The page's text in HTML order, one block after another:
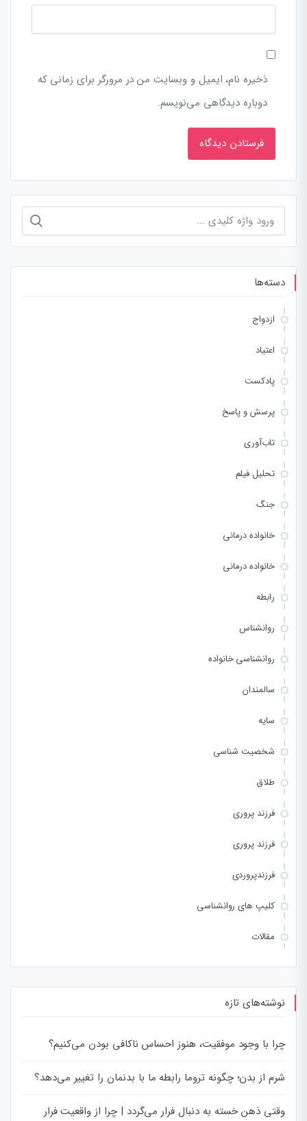
ذخیره نام، ایمیل و وبسایت من در مرورگر برای زمانی که
دوباره دیدگاهی می‌نویسم.
جستجو
برای:
دسته‌ها
ازدواج
اعتیاد
پادکست
پرسش و پاسخ
تاب‌آوری
تحلیل فیلم
جنگ
خانواده درمانی
خانواده درمانی
رابطه
روانشناس
روانشناسی خانواده
سالمندان
سایه
شخصیت شناسی
طلاق
فرزند پروری
فرزند پروری
فرزندپروردی
کلیپ های روانشناسی
مقالات
نوشته‌های تازه
چرا با وجود موفقیت، هنوز احساس ناکافی بودن می‌کنیم؟
شرم از بدن؛ چگونه تروما رابطه ما با بدنمان را تغییر می‌دهد؟
وقتی ذهن خسته به دنبال فرار می‌گردد | چرا از واقعیت فرار